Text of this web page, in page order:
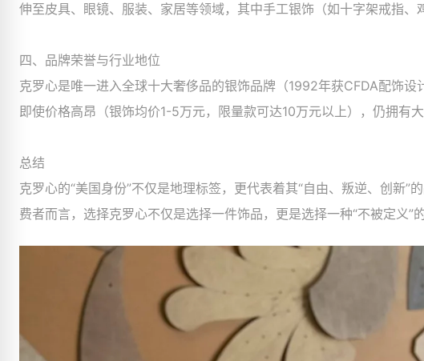
伸至皮具、眼镜、服装、家居等领域，其中手工银饰（如十字架戒指、
四、品牌荣誉与行业地位​
克罗心是唯一进入全球十大奢侈品的银饰品牌（1992年获CFDA配饰设
即使价格高昂（银饰均价1-5万元，限量款可达10万元以上），仍拥有大
总结​
克罗心的“美国身份”不仅是地理标签，更代表着其“自由、叛逆、创新
费者而言，选择克罗心不仅是选择一件饰品，更是选择一种“不被定义”